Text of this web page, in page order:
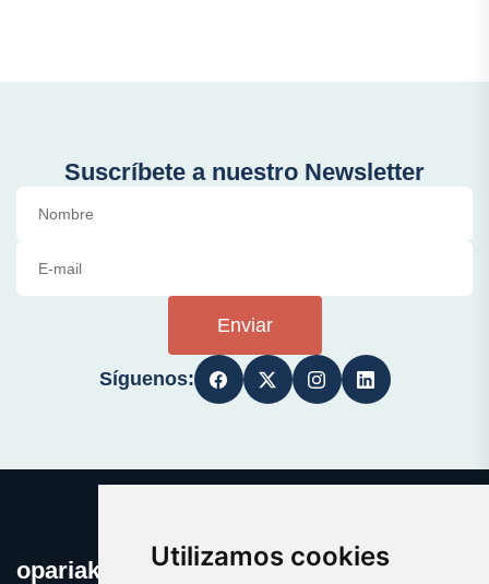
Utilizamos cookies
Suscríbete a nuestro Newsletter
Enviar
Síguenos:
opariak.eus